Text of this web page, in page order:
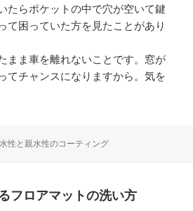
たらポケットの中で穴が空いて鍵
て困っていた方を見たことがあり
まま車を離れないことです。窓が
てチャンスになりますから。気を
性と親水性のコーティング
フロアマットの洗い方